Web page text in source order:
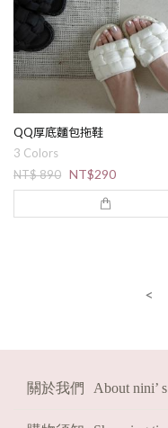
HOT熱賣必收!
2026福袋
QQ厚底麵包拖鞋
3 Colors
NT$ 890 NT$290
<
關於我們 About nini’ s